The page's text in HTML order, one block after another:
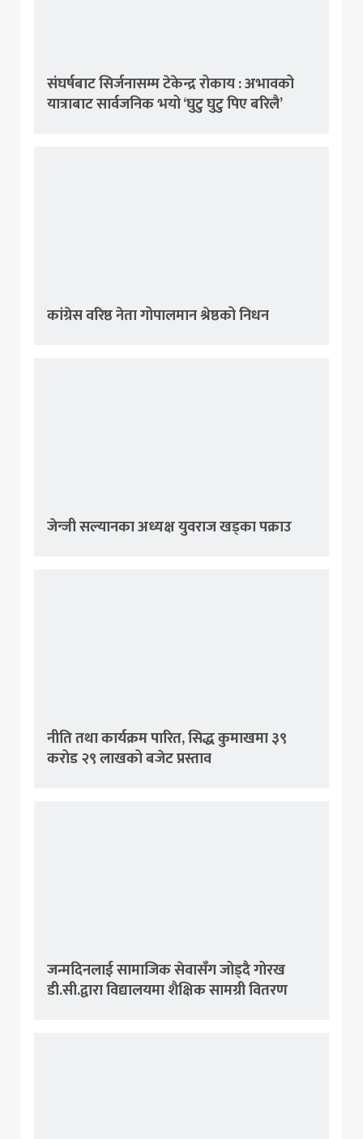
संघर्षबाट सिर्जनासम्म टेकेन्द्र रोकाय : अभावको
यात्राबाट सार्वजनिक भयो ‘घुटु घुटु पिए बरिलै’
कांग्रेस वरिष्ठ नेता गोपालमान श्रेष्ठको निधन
जेन्जी सल्यानका अध्यक्ष युवराज खड्का पक्राउ
नीति तथा कार्यक्रम पारित, सिद्ध कुमाखमा ३९
करोड २९ लाखको बजेट प्रस्ताव
जन्मदिनलाई सामाजिक सेवासँग जोड्दै गोरख
डी.सी.द्वारा विद्यालयमा शैक्षिक सामग्री वितरण